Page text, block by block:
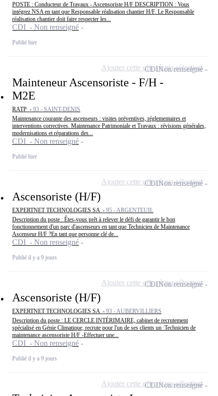
POSTE : Conducteur de Travaux - Ascensoriste H/F DESCRIPTION : Vous
intégrez NSA en tant que Responsable réalisation chantier H/F. Le Responsable
réalisation chantier doit faire respecter les...
CDI - Non renseigné
Publié hier
Mainteneur Ascensoriste - F/H -
M2E
RATP - 93 - SAINT-DENIS
Maintenance courante des ascenseurs : visites préventives, réglementaires et
interventions correctives. Maintenance Patrimoniale et Travaux : révisions générales,
modernisations et réparations des...
CDI - Non renseigné
Publié hier
CDINon renseigné
Ajouter cette offre à ma sélection
Ascensoriste (H/F)
EXPERTNET TECHNOLOGIES SA - 95 - ARGENTEUIL
Description du poste : Êtes-vous prêt à relever le défi de garantir le bon
fonctionnement d'un parc d'ascenseurs en tant que Technicien de Maintenance
Ascenseur H/F ?En tant que personne clé de...
CDI - Non renseigné
Publié il y a 9 jours
CDINon renseigné
Ajouter cette offre à ma sélection
Ascensoriste (H/F)
EXPERTNET TECHNOLOGIES SA - 93 - AUBERVILLIERS
Description du poste : LE CERCLE INTÉRIMAIRE, cabinet de recrutement
spécialisé en Génie Climatique, recrute pour l'un de ses clients un :Technicien de
maintenance ascensoriste H/F -Effectuer une...
CDI - Non renseigné
Publié il y a 9 jours
CDINon renseigné
Ajouter cette offre à ma sélection
CDINon renseigné
Ajouter cette offre à ma sélection